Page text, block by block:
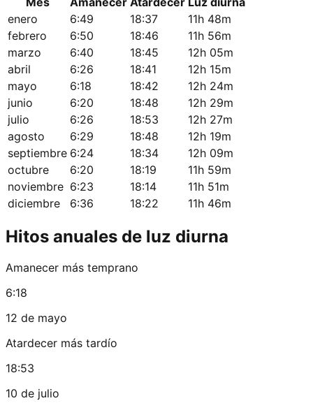
enero
6:49 18:37
11h 48m
febrero
6:50 18:46
11h 56m
marzo
6:40 18:45
12h 05m
abril
6:26 18:41
12h 15m
mayo
6:18 18:42
12h 24m
junio
6:20 18:48
12h 29m
julio
6:26 18:53
12h 27m
agosto
6:29 18:48
12h 19m
septiembre 6:24 18:34
12h 09m
octubre
6:20 18:19
11h 59m
noviembre 6:23 18:14
11h 51m
diciembre
6:36 18:22 11h 46m
Hitos anuales de luz diurna
Amanecer más temprano
6:18
12 de mayo
Atardecer más tardío
18:53
10 de julio